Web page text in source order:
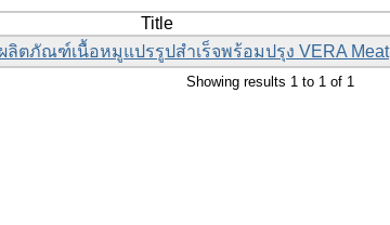
Title
ลิตภัณฑ์เนื้อหมูแปรรูปสำเร็จพร้อมปรุง VERA Meat
Showing results 1 to 1 of 1